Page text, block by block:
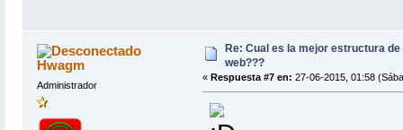
Hwagm
Administrador
Re: Cual es la mejor estructura
web???
« Respuesta #7 en: 27-06-2015, 01:58